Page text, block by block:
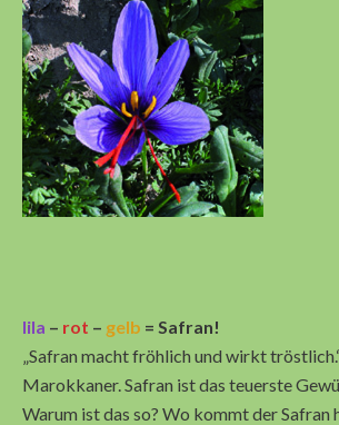
lila – rot – gelb = Safran!
„Safran macht fröhlich und wirkt
Marokkaner. Safran ist das teuerste
Warum ist das so? Wo kommt der Safran